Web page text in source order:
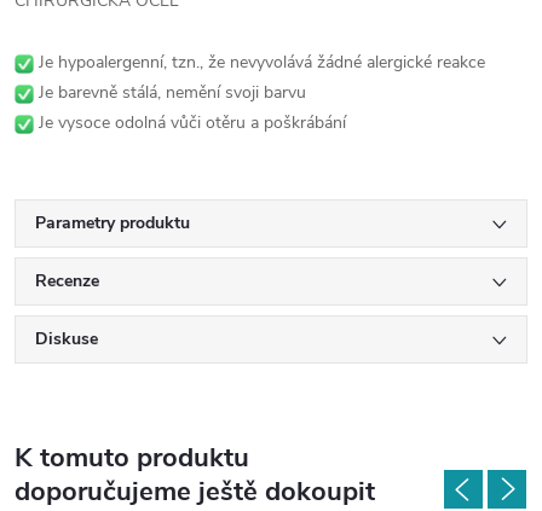
Je hypoalergenní, tzn., že nevyvolává žádné alergické reakce
Je barevně stálá, nemění svoji barvu
Je vysoce odolná vůči otěru a poškrábání
Parametry produktu
Recenze
Diskuse
K tomuto produktu
doporučujeme ještě dokoupit